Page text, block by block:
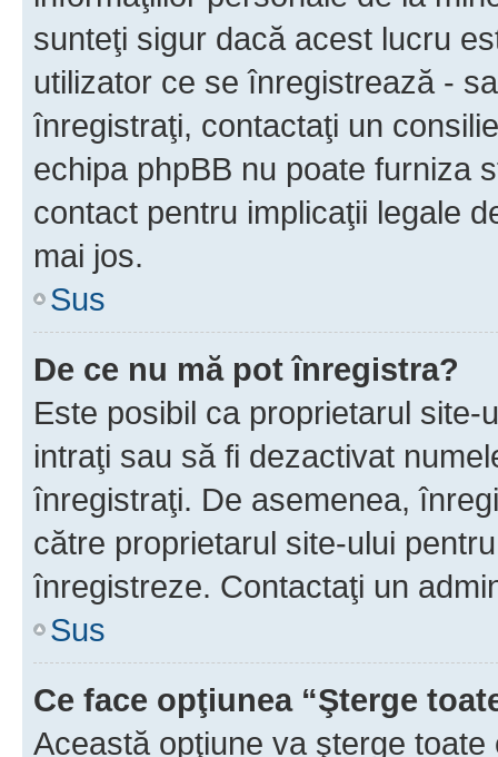
sunteţi sigur dacă acest lucru
utilizator ce se înregistrează -
înregistraţi, contactaţi un
echipa phpBB nu poate furniza
contact pentru implicaţii legale
mai jos.
Sus
De ce nu mă pot înregistra?
Este posibil ca proprietarul
intraţi sau să fi dezactivat
înregistraţi. De asemenea,
către proprietarul site-ului
înregistreze. Contactaţi un
Sus
Ce face opţiunea “Şterge
Această opţiune va şterge